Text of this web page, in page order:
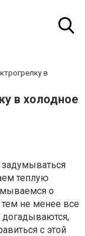
в
в холодное
теплую
о
не менее все
с этой